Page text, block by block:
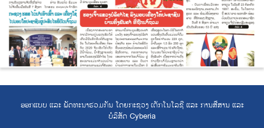
ອອກແບບ ແລະ ພັດທະນາຮ່ວມກັນ ໂດຍກະຊວງ ເຕັກໂນໂລຊີ ແລະ ການສື່ສານ ແລະ
ບໍລິສັດ Cyberia